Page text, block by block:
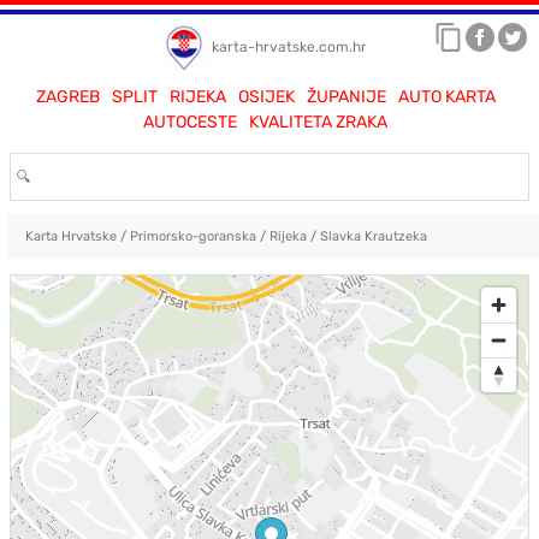
karta-hrvatske.com.hr
ZAGREB SPLIT RIJEKA OSIJEK ŽUPANIJE
AUTO KARTA
AUTOCESTE
KVALITETA ZRAKA
Karta Hrvatske/ Primorsko-goranska/ Rijeka/ Slavka Krautzeka